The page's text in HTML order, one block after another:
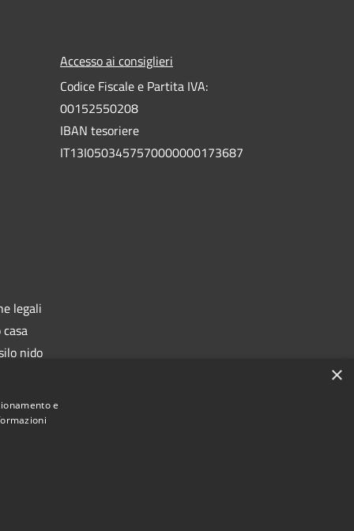
Accesso ai consiglieri
Codice Fiscale e Partita IVA:
00152550208
IBAN tesoriere
IT13I0503457570000000173687
legali
nido
×
e